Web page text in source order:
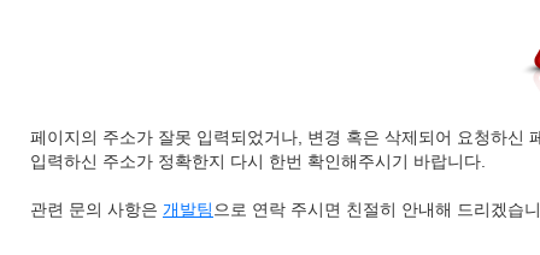
페이지의 주소가 잘못 입력되었거나, 변경 혹은 삭제되어 요청하신
입력하신 주소가 정확한지 다시 한번 확인해주시기 바랍니다.
관련 문의 사항은 개발팀 으로 연락 주시면 친절히 안내해 드리겠습